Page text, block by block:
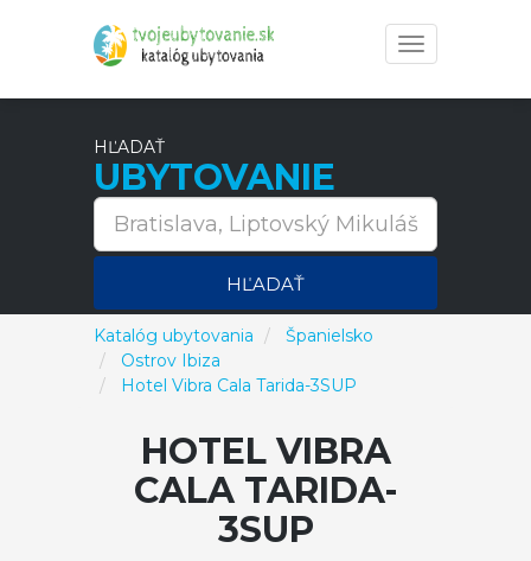
Toggle
navigation
HĽADAŤ
UBYTOVANIE
HĽADAŤ
Katalóg ubytovania
Španielsko
Ostrov Ibiza
Hotel Vibra Cala Tarida-3SUP
HOTEL VIBRA
CALA TARIDA-
3SUP